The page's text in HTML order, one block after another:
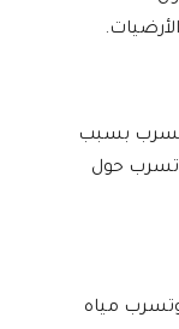
بسبب
تسرب حول
وتسرب مياه